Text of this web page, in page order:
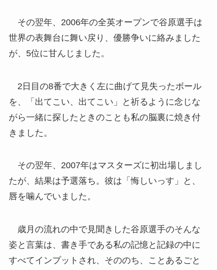
その翌年、2006年の全英オープンで谷原選手は
世界の表舞台に舞い戻り、優勝争いに絡みました
が、5位に甘んじました。
2日目の8番で大きく左に曲げて見失ったボール
を、「出てこい、出てこい」と祈るように念じな
がら一緒に探したときのことも私の脳裏に焼き付
きました。
その翌年、2007年はマスターズに初出場しまし
たが、結果は予選落ち。彼は「悔しいっす」と、
唇を噛んでいました。
歳月の流れの中で見聞きした谷原選手のそんな
姿と言葉は、書き手である私の記憶と記録の中に
すべてインプットされ、そののち、ことあるごと